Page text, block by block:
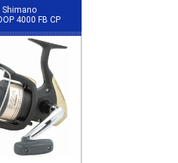
Shimano
4000 FB CP